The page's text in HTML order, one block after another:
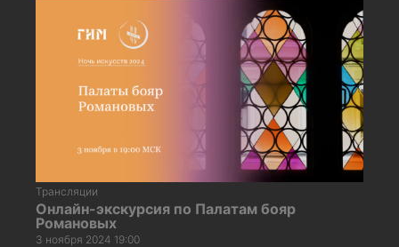
Трансляции
Онлайн-экскурсия по Палатам бояр
Романовых
3 ноября 2024 19:00